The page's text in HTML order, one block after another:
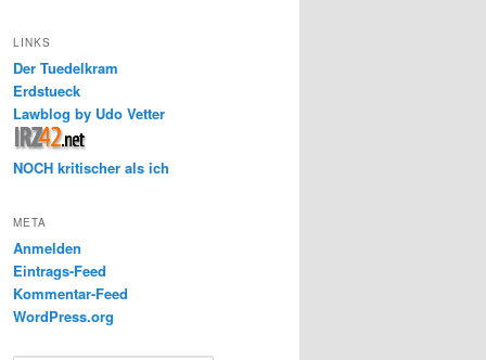
LINKS
Der Tuedelkram
Erdstueck
Lawblog by Udo Vetter
NOCH kritischer als ich
META
Anmelden
Eintrags-Feed
Kommentar-Feed
WordPress.org